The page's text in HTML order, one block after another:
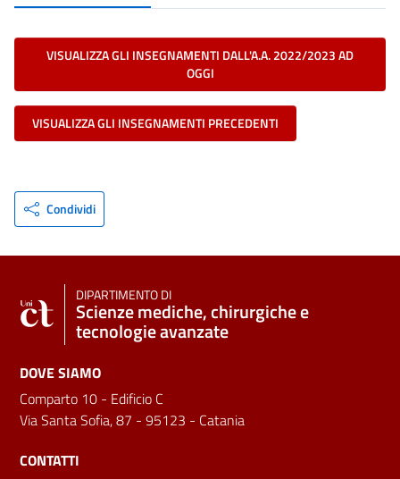
VISUALIZZA GLI INSEGNAMENTI DALL'A.A. 2022/2023 AD
OGGI
VISUALIZZA GLI INSEGNAMENTI PRECEDENTI
Condividi
DIPARTIMENTO DI
Scienze mediche, chirurgiche e
tecnologie avanzate
DOVE SIAMO
Comparto 10 - Edificio C
Via Santa Sofia, 87 - 95123 - Catania
CONTATTI